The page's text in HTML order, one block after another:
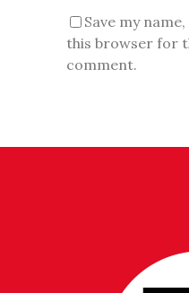
Save my
this browser for
comment.